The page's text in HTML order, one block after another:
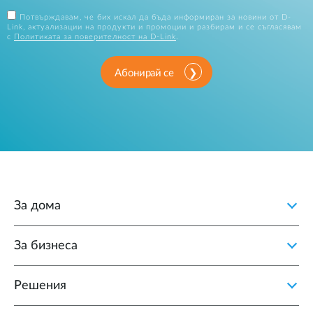
Потвърждавам, че бих искал да бъда информиран за новини от D-
Link, актуализации на продукти и промоции и разбирам и се съгласявам
с
Политиката за поверителност на D-Link
Абонирай се
За дома
За бизнеса
Решения